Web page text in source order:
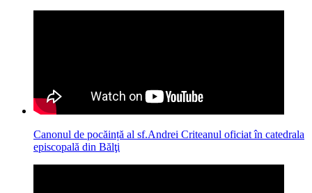
Canonul de pocăință al sf.Andrei Criteanul oficiat în catedrala
episcopală din Bălţi